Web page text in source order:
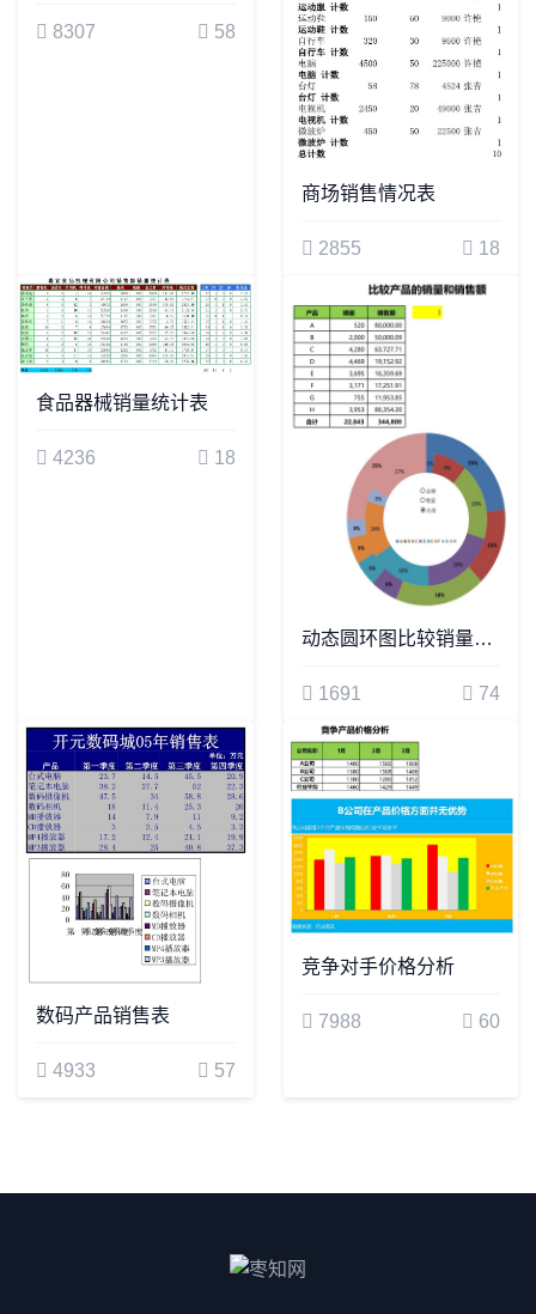
8307 58
商场销售情况表
2855 18
食品器械销量统计表
4236 18
动态圆环图比较销量和销售额
1691 74
数码产品销售表
4933 57
竞争对手价格分析
7988 60